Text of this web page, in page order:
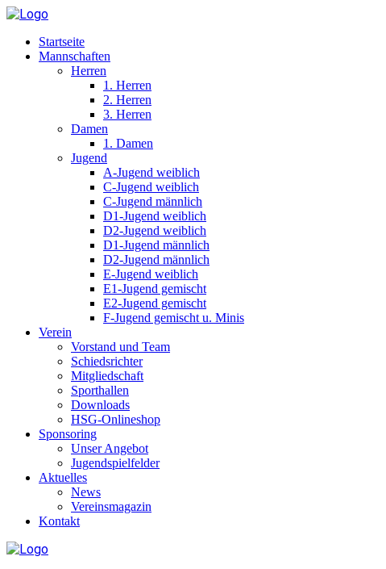
Startseite
Mannschaften
Herren
1. Herren
2. Herren
3. Herren
Damen
1. Damen
Jugend
A-Jugend weiblich
C-Jugend weiblich
C-Jugend männlich
D1-Jugend weiblich
D2-Jugend weiblich
D1-Jugend männlich
D2-Jugend männlich
E-Jugend weiblich
E1-Jugend gemischt
E2-Jugend gemischt
F-Jugend gemischt u. Minis
Verein
Vorstand und Team
Schiedsrichter
Mitgliedschaft
Sporthallen
Downloads
HSG-Onlineshop
Sponsoring
Unser Angebot
Jugendspielfelder
Aktuelles
News
Vereinsmagazin
Kontakt